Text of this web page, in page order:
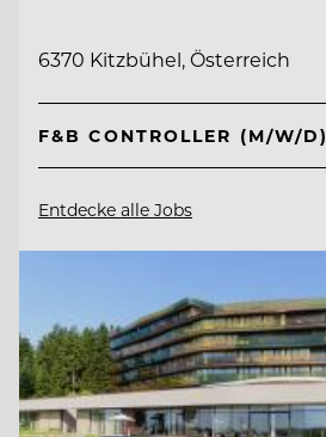
6370 Kitzbühel, Österreich
F&B CONTROLLER (M/W/D)
Entdecke alle Jobs